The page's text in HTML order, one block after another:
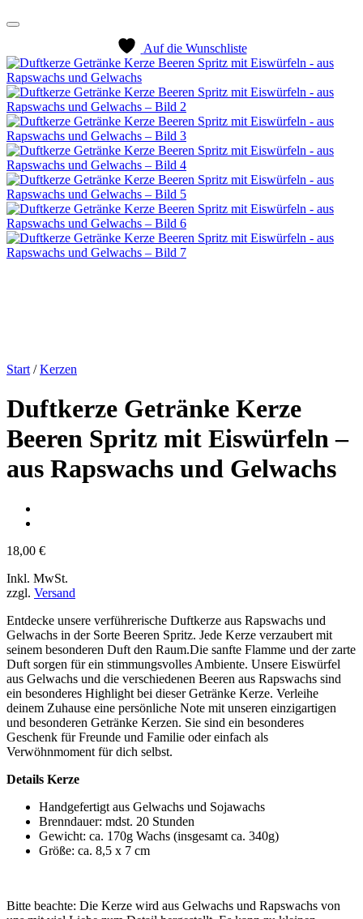
Auf die Wunschliste
Start / Kerzen
Duftkerze Getränke Kerze
Beeren Spritz mit Eiswürfeln –
aus Rapswachs und Gelwachs
18,00 €
Inkl. MwSt.
zzgl. Versand
Entdecke unsere verführerische Duftkerze aus Rapswachs und
Gelwachs in der Sorte Beeren Spritz. Jede Kerze verzaubert mit
seinem besonderen Duft den Raum.Die sanfte Flamme und der zarte
Duft sorgen für ein stimmungsvolles Ambiente. Unsere Eiswürfel
aus Gelwachs und die verschiedenen Beeren aus Rapswachs sind
ein besonderes Highlight bei dieser Getränke Kerze. Verleihe
deinem Zuhause eine persönliche Note mit unseren einzigartigen
und besonderen Getränke Kerzen. Sie sind ein besonderes
Geschenk für Freunde und Familie oder einfach als
Verwöhnmoment für dich selbst.
Details Kerze
Handgefertigt aus Gelwachs und Sojawachs
Brenndauer: mdst. 20 Stunden
Gewicht: ca. 170g Wachs (insgesamt ca. 340g)
Größe: ca. 8,5 x 7 cm
Bitte beachte: Die Kerze wird aus Gelwachs und Rapswachs von